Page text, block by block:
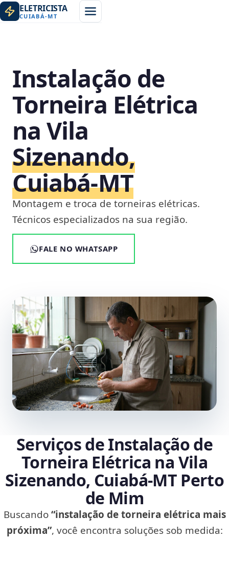
ELETRICISTA
CUIABÁ-MT
Instalação de
Torneira Elétrica
na Vila
Sizenando,
Cuiabá‑MT
Montagem e troca de torneiras elétricas.
Técnicos especializados na sua região.
FALE NO WHATSAPP
Serviços de Instalação de
Torneira Elétrica na Vila
Sizenando, Cuiabá‑MT Perto
de Mim
Buscando“instalação de torneira elétrica mais
próxima”, você encontra soluções sob medida: